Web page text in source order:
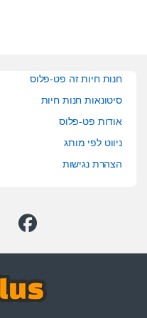
חנות חיות זה פט-פלוס
סיטונאות חנות חיות
אודות פט-פלוס
ניווט לפי מותג
הצהרת נגישות